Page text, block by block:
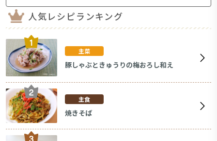
人気レシピランキング
主菜
豚しゃぶときゅうりの梅おろし和え
主食
焼きそば